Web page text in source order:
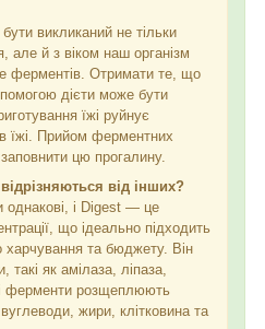
викликаний не тільки
але й з віком наш організм
ферментів. Отримати те, що
дієти може бути
їжі руйнує
їжі. Прийом ферментних
цю прогалину.
від інших?
однакові, і Digest — це
що ідеально підходить
харчування та бюджету. Він
такі як амілаза, ліпаза,
ферменти розщеплюють
жири, клітковина та